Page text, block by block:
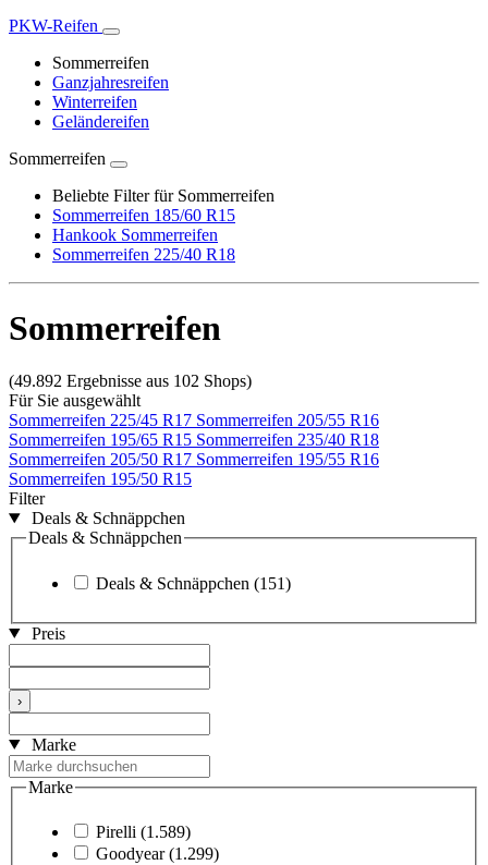
PKW-Reifen
Sommerreifen
Ganzjahresreifen
Winterreifen
Geländereifen
Sommerreifen
Beliebte Filter für Sommerreifen
Sommerreifen 185/60 R15
Hankook Sommerreifen
Sommerreifen 225/40 R18
Sommerreifen
(49.892 Ergebnisse aus 102 Shops)
Für Sie ausgewählt
Sommerreifen 225/45 R17 Sommerreifen 205/55 R16
Sommerreifen 195/65 R15 Sommerreifen 235/40 R18
Sommerreifen 205/50 R17 Sommerreifen 195/55 R16
Sommerreifen 195/50 R15
Filter
Deals & Schnäppchen
Deals & Schnäppchen
Deals & Schnäppchen (151)
Preis
›
Marke
Marke
Pirelli (1.589)
Goodyear (1.299)